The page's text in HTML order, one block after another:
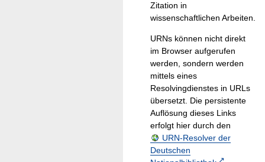
Zitation in
wissenschaftlichen Arbeiten.
URNs können nicht direkt
im Browser aufgerufen
werden, sondern werden
mittels eines
Resolvingdienstes in URLs
übersetzt. Die persistente
Auflösung dieses Links
erfolgt hier durch den
URN-Resolver der
Deutschen